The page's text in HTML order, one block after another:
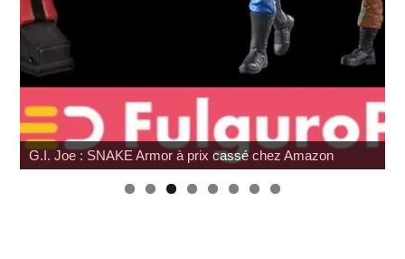
G.I. Joe : SNAKE Armor à prix cassé chez Amazon